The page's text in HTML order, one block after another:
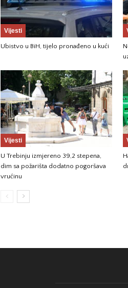
Vijesti
Ubistvo u BiH, tijelo pronađeno u kući
Vijesti
U Trebinju izmjereno 39,2 stepena,
dim sa požarišta dodatno pogoršava
vrućinu